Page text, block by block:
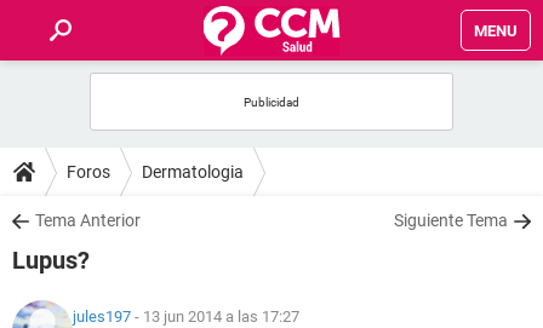
MENU
FOROS
SALUD
FAMILIA
Foros Dermatologia
Tema Anterior Siguiente Tema
Lupus?
jules197 - 13 jun 2014 a las 17:27